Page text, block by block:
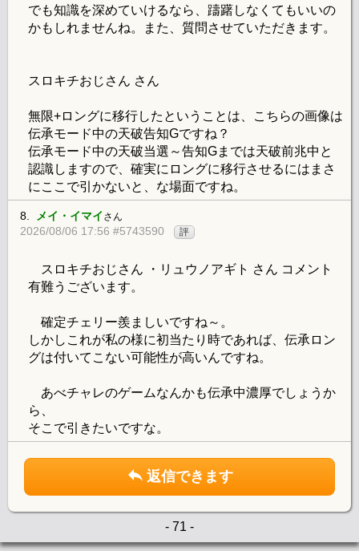
でも知識を深めていけるなら、躊躇しなくてもいいの
かもしれませんね。また、質問させていただきます。
スロキチおじさん さん
無限+ロングに移行したということは、こちらの画像は
伝承モード中の天破告知Gですね？
伝承モード中の天破当選～告知Gまでは天破前兆中と
認識しますので、確実にロングに移行させるにはまさ
にここで引かないと、な場面ですね。
8. メイ・イマイ さん
2026/08/06 17:56 #5743590 評
スロキチおじさん ・リュウノアギト さん コメント
有難うございます。
確定チェリー羨ましいですね～。
しかしこれが私の様に初当たり時であれば、伝承ロン
グは付いてこない可能性が高いんですね。
あべチャレのゲームなんかも伝承中濃厚でしょうか
ら、
そこで引きたいですな。
返信できます
- 71 -